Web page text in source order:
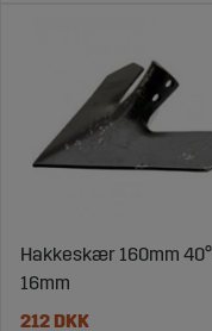
Hakkeskær 160mm
16mm
212 DKK